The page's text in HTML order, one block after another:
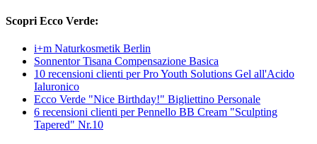
Scopri Ecco Verde:
i+m Naturkosmetik Berlin
Sonnentor Tisana Compensazione Basica
10 recensioni clienti per Pro Youth Solutions Gel all'Acido
Ialuronico
Ecco Verde "Nice Birthday!" Bigliettino Personale
6 recensioni clienti per Pennello BB Cream "Sculpting
Tapered" Nr.10